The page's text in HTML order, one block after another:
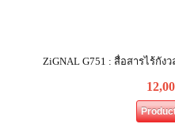
ZiGNAL G751 : สื่อสารไร้กั